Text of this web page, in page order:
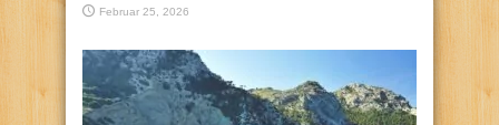
Februar 25, 2026